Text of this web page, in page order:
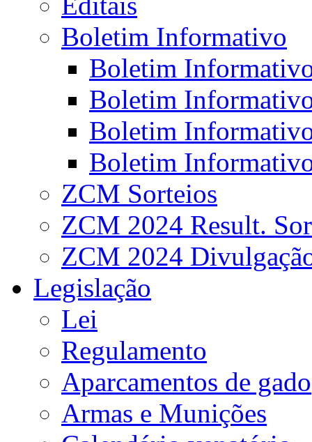
Boletim Informativo
Boletim
Boletim
Boletim
Boletim
ZCM Sorteios
ZCM 2024 Result.
ZCM 2024
Legislação
Lei
Regulamento
Aparcamentos de gado
Armas e Munições